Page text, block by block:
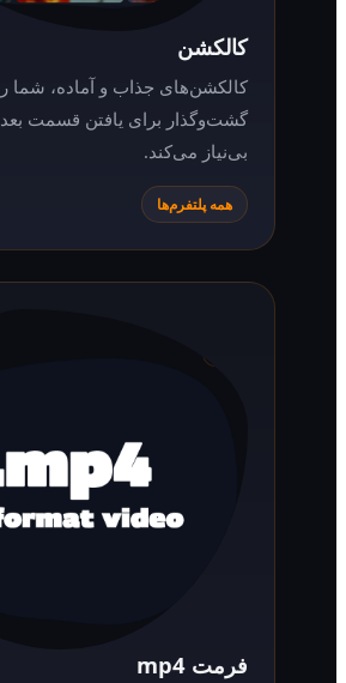
کالکشن‌های جذاب و آماده، شما را از
گشت‌وگذار برای یافتن قسمت بعدی هر محتوا
بی‌نیاز می‌کند.
همه پلتفرم‌ها